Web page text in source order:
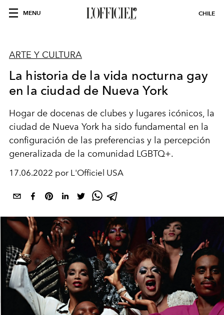
MENU CHILE
ARTE Y CULTURA
La historia de la vida nocturna gay
en la ciudad de Nueva York
Hogar de docenas de clubes y lugares icónicos, la
ciudad de Nueva York ha sido fundamental en la
configuración de las preferencias y la percepción
generalizada de la comunidad LGBTQ+.
17.06.2022 por L'Officiel USA